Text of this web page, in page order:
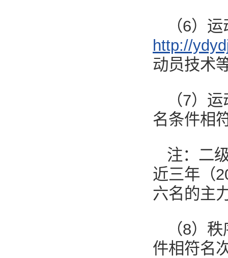
（6）
http://
动员技术
（7）
名条件相
注：二
近三年（
六名的主
（8）
件相符名